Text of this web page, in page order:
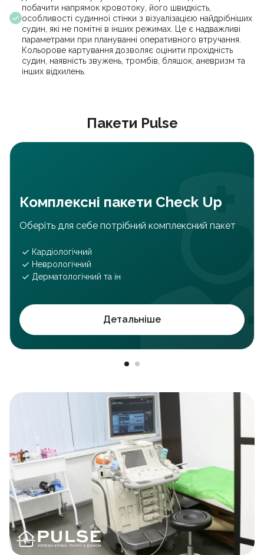
побачити напрямок кровотоку, його швидкість,
особливості судинної стінки з візуалізацією найдрібніших
судин, які не помітні в інших режимах. Це є надважливі
параметрами при плануванні оперативного втручання.
Кольорове картування дозволяє оцінити прохідність
судин, наявність звужень, тромбів, бляшок, аневризм та
інших відхилень.
Пакети Pulse
Комплексні пакети Check Up
Оберіть для себе потрібний комплексний пакет
Кардіологічний
Неврологічний
Дерматологічний та ін
Детальніше